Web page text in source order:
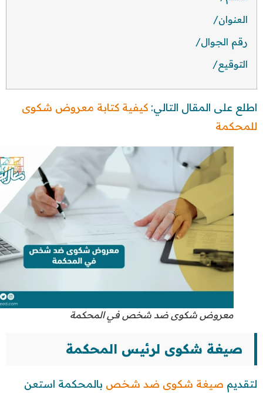
العنوان/
رقم الجوال/
التوقيع/
اطلع على المقال التالي: كيفية كتابة معروض شكوى
للمحكمة
معروض شكوى ضد شخص في المحكمة
صيغة شكوى لرئيس المحكمة
لتقديم صيغة شكوى ضد شخص بالمحكمة استعن